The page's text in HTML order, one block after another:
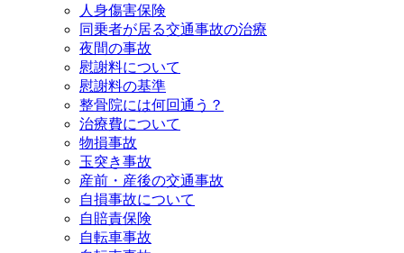
人身傷害保険
同乗者が居る交通事故の治療
夜間の事故
慰謝料について
慰謝料の基準
整骨院には何回通う？
治療費について
物損事故
玉突き事故
産前・産後の交通事故
自損事故について
自賠責保険
自転車事故